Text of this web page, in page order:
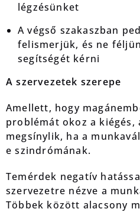
légzésünket
A végső szakaszban
felismerjük, és ne
segítségét kérni
A szervezetek szerepe
Amellett, hogy
problémát okoz a kiégés,
megsínylik, ha a
e szindrómának.
Temérdek negatív
szervezetre nézve a
Többek között alacsony